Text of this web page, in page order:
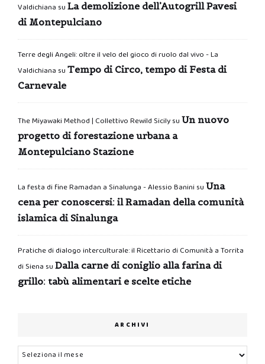
Valdichiana su La demolizione dell’Autogrill Pavesi
di Montepulciano
Terre degli Angeli: oltre il velo del gioco di ruolo dal vivo - La
Valdichiana su Tempo di Circo, tempo di Festa di
Carnevale
The Miyawaki Method | Collettivo Rewild Sicilysu Un nuovo
progetto di forestazione urbana a
Montepulciano Stazione
La festa di fine Ramadan a Sinalunga - Alessio Banini su Una
cena per conoscersi: il Ramadan della comunità
islamica di Sinalunga
Pratiche di dialogo interculturale: il Ricettario di Comunità a Torrita
di Siena su Dalla carne di coniglio alla farina di
grillo: tabù alimentari e scelte etiche
ARCHIVI
Archivi